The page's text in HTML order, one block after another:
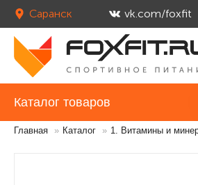
Саранск vk.com/foxfit
Каталог товаров
Главная » Каталог » 1. Витамины и